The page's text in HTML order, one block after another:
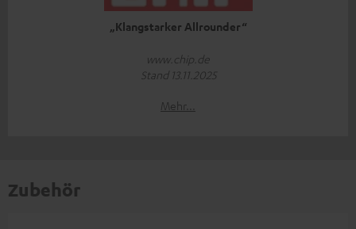
„Klangstarker Allrounder“
www.chip.de
Stand 13.11.2025
Mehr...
Zubehör